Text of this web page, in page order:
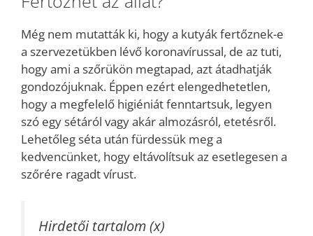
Még nem mutatták ki, hogy a kutyák fertőznek-e
a szervezetükben lévő koronavírussal, de az tuti,
hogy ami a szőrükön megtapad, azt átadhatják
gondozójuknak. Éppen ezért elengedhetetlen,
hogy a megfelelő higiéniát fenntartsuk, legyen
szó egy sétáról vagy akár almozásról, etetésről.
Lehetőleg séta után fürdessük meg a
kedvencünket, hogy eltávolítsuk az esetlegesen a
szőrére ragadt vírust.
Hirdetői tartalom (x)